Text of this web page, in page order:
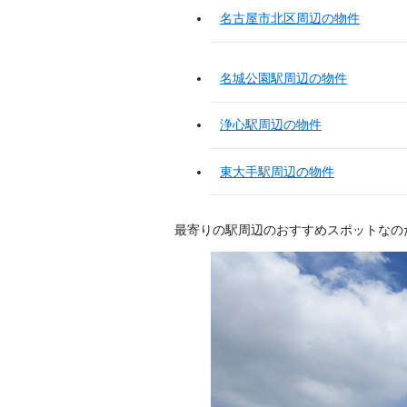
名古屋市北区周辺の物件
名城公園駅周辺の物件
浄心駅周辺の物件
東大手駅周辺の物件
最寄りの駅周辺のおすすめスポットなの